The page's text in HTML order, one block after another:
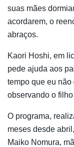
suas mães
acordarem, o
abraços.
Kaori Hoshi, em
pede ajuda aos
tempo que eu não
observando o
O programa,
meses desde
Maiko Nomura,